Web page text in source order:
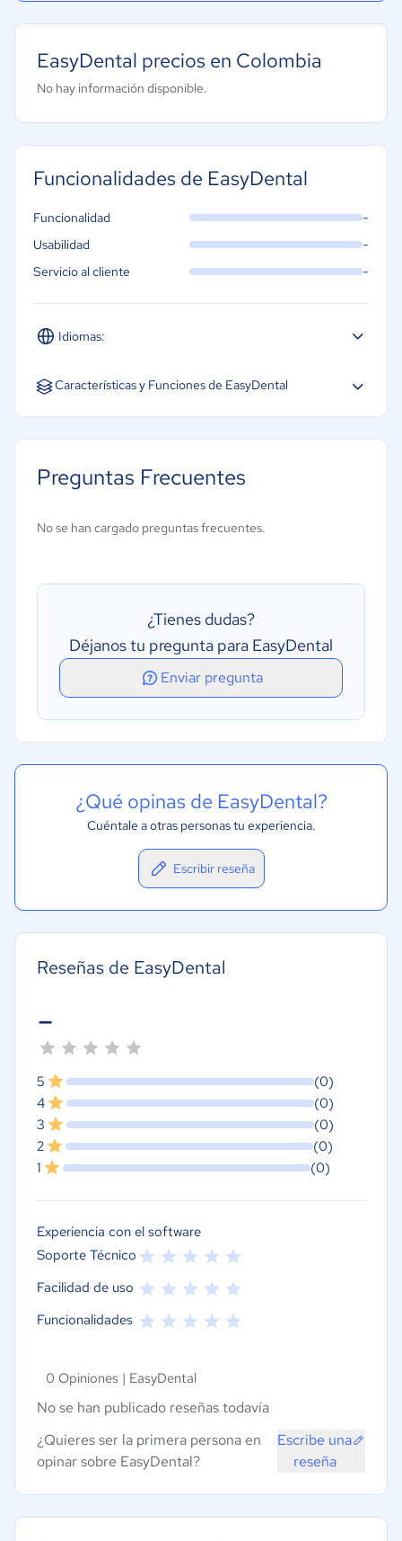
EasyDental precios en Colombia
No hay información disponible.
Funcionalidades de EasyDental
Idiomas:
Portugués
Funcionalidad -
Usabilidad -
Servicio al cliente -
Características y Funciones de EasyDental
Gestión de expedientes de pacientes
Preguntas Frecuentes
No se han cargado preguntas frecuentes.
¿Tienes dudas?
Déjanos tu pregunta para EasyDental
Enviar pregunta
¿Qué opinas de EasyDental?
Cuéntale a otras personas tu experiencia.
Escribir reseña
Reseñas de EasyDental
-
5
(0)
4
(0)
3
(0)
2
(0)
1
(0)
Experiencia con el software
Soporte Técnico
Facilidad de uso
Funcionalidades
0 Opiniones | EasyDental
No se han publicado reseñas todavía
¿Quieres ser la primera persona en
opinar sobre EasyDental?
Escribe una
reseña